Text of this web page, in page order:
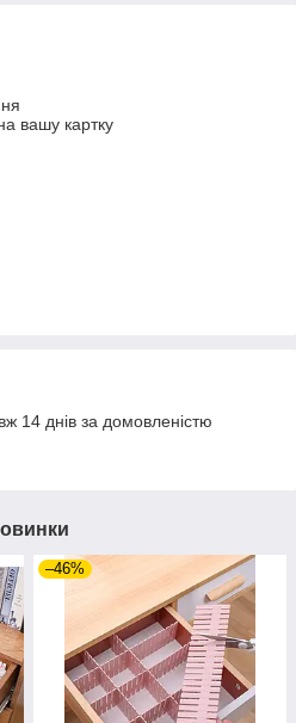
вашу картку
14 днів за домовленістю
–46%